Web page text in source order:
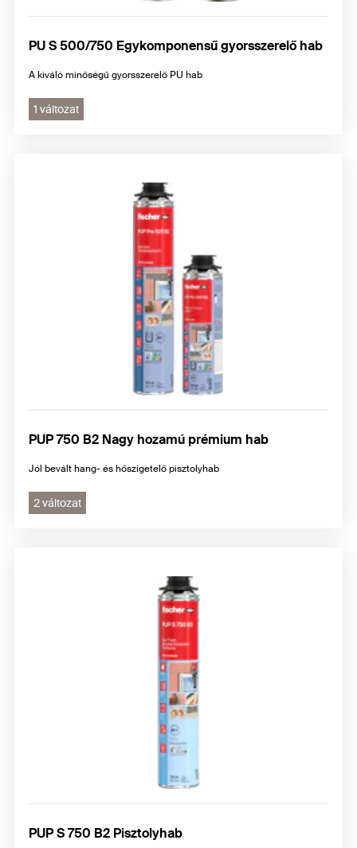
PU S 500/750 Egykomponensű gyorsszerelő hab
A kiváló minőségű gyorsszerelő PU hab
1 változat
PUP 750 B2 Nagy hozamú prémium hab
Jól bevált hang- és hőszigetelő pisztolyhab
2 változat
PUP S 750 B2 Pisztolyhab